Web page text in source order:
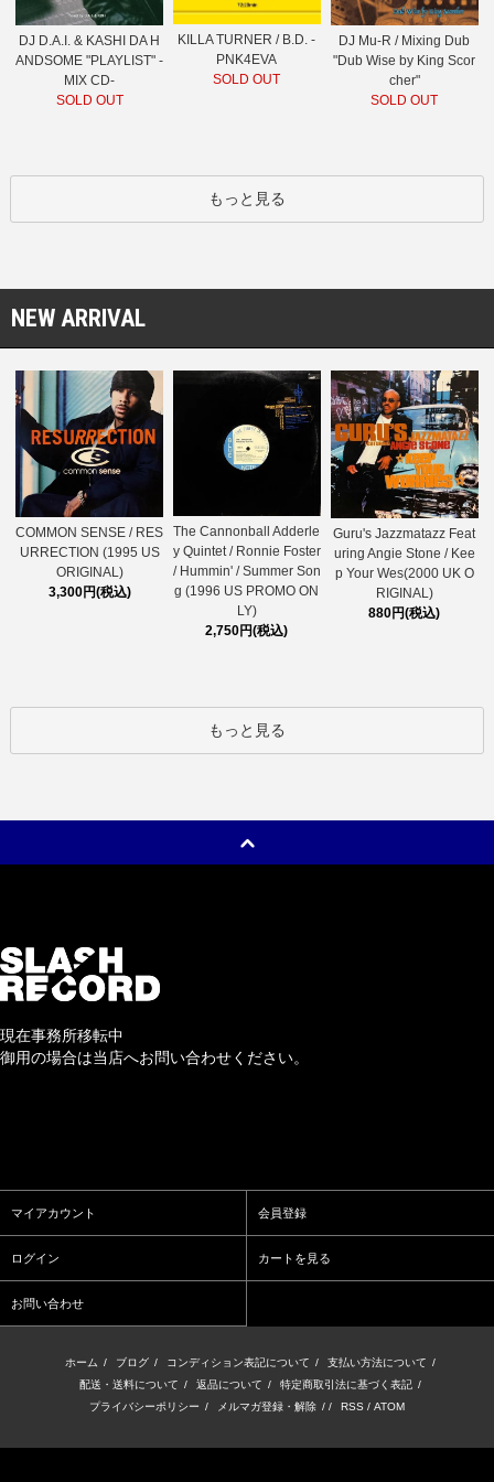
DJ D.A.I. & KASHI DA H
ANDSOME "PLAYLIST" -
MIX CD-
SOLD OUT
KILLA TURNER / B.D. -
PNK4EVA
SOLD OUT
DJ Mu-R / Mixing Dub
"Dub Wise by King Scor
cher"
SOLD OUT
もっと見る
NEW ARRIVAL
COMMON SENSE / RES
URRECTION (1995 US
ORIGINAL)
3,300円(税込)
The Cannonball Adderle
y Quintet / Ronnie Foster
/ Hummin' / Summer Son
g (1996 US PROMO ON
LY)
2,750円(税込)
Guru's Jazzmatazz Feat
uring Angie Stone / Kee
p Your Wes(2000 UK O
RIGINAL)
880円(税込)
もっと見る
現在事務所移転中
御用の場合は当店へお問い合わせください。
マイアカウント 会員登録
ログイン カートを見る
お問い合わせ
ホーム / ブログ / コンディション表記について / 支払い方法について /
配送・送料について / 返品について / 特定商取引法に基づく表記 /
プライバシーポリシー / メルマガ登録・解除 / / RSS / ATOM